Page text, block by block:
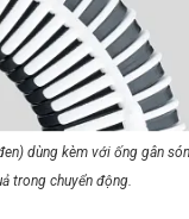
dùng kèm với ống gân
trong chuyển động.